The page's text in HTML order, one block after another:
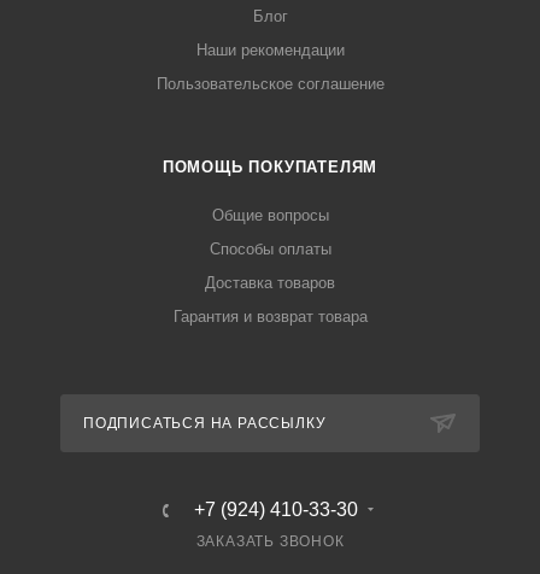
Блог
Наши рекомендации
Пользовательское соглашение
ПОМОЩЬ ПОКУПАТЕЛЯМ
Общие вопросы
Способы оплаты
Доставка товаров
Гарантия и возврат товара
ПОДПИСАТЬСЯ НА РАССЫЛКУ
+7 (924) 410-33-30
ЗАКАЗАТЬ ЗВОНОК